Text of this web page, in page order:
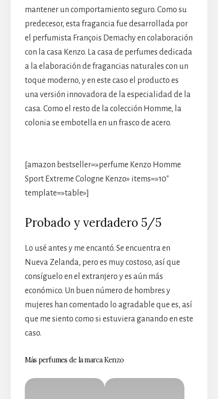
mantener un comportamiento seguro. Como su
predecesor, esta fragancia fue desarrollada por
el perfumista François Demachy en colaboración
con la casa Kenzo. La casa de perfumes dedicada
a la elaboración de fragancias naturales con un
toque moderno, y en este caso el producto es
una versión innovadora de la especialidad de la
casa. Como el resto de la colección Homme, la
colonia se embotella en un frasco de acero.
[amazon bestseller=»perfume Kenzo Homme
Sport Extreme Cologne Kenzo» items=»10″
template=»table»]
Probado y verdadero 5/5
Lo usé antes y me encantó. Se encuentra en
Nueva Zelanda, pero es muy costoso, así que
consíguelo en el extranjero y es aún más
económico. Un buen número de hombres y
mujeres han comentado lo agradable que es, así
que me siento como si estuviera ganando en este
caso.
Más perfumes de la marca Kenzo